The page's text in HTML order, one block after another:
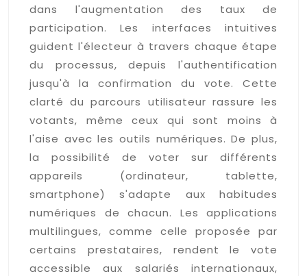
dans l'augmentation des taux de
participation. Les interfaces intuitives
guident l'électeur à travers chaque étape
du processus, depuis l'authentification
jusqu'à la confirmation du vote. Cette
clarté du parcours utilisateur rassure les
votants, même ceux qui sont moins à
l'aise avec les outils numériques. De plus,
la possibilité de voter sur différents
appareils (ordinateur, tablette,
smartphone) s'adapte aux habitudes
numériques de chacun. Les applications
multilingues, comme celle proposée par
certains prestataires, rendent le vote
accessible aux salariés internationaux,